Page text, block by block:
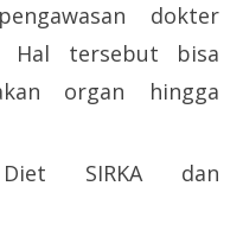
dokter
Hal tersebut bisa
organ hingga
SIRKA dan